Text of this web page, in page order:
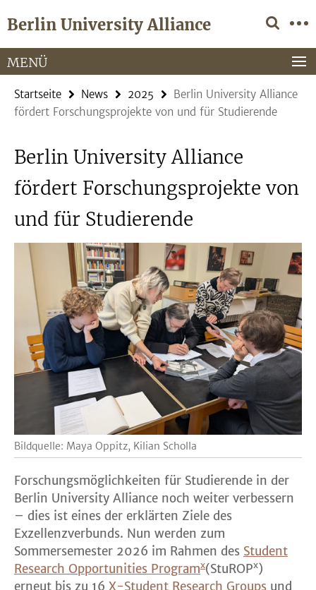
direkt
Inhalt
Berlin University Alliance
Service-
Navigation
MENÜ
Startseite News 2025
Berlin University Alliance
fördert Forschungsprojekte von und für Studierende
Berlin University Alliance
fördert Forschungsprojekte von
und für Studierende
Bildquelle: Maya Oppitz, Kilian Scholla
Forschungsmöglichkeiten für Studierende in der
Berlin University Alliance noch weiter verbessern
– dies ist eines der erklärten Ziele des
Exzellenzverbunds. Nun werden zum
Sommersemester 2026 im Rahmen des Student
Research Opportunities Programx(StuROPx)
erneut bis zu 16 X-Student Research Groups und